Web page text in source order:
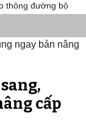
đường bộ
cấp